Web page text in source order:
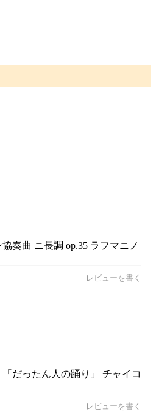
奏曲 ニ長調 op.35 ラフマニノ
レビューを書く
だったん人の踊り」 チャイコ
レビューを書く